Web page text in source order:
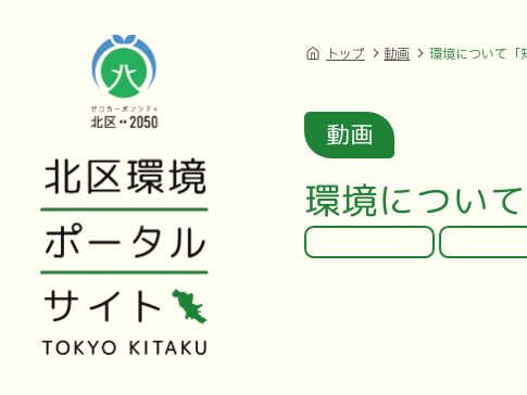
トップ 動画 環境について「
動画
環境につい